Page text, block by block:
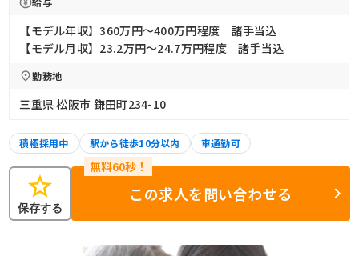
【モデル年収】360万円〜400万円程度 諸手当込
【モデル月収】23.2万円〜24.7万円程度 諸手当込
勤務地
三重県 松阪市 鎌田町234-10
積極採用中 駅から徒歩10分以内 車通勤可
star
保存する
この求人を問い合わせる